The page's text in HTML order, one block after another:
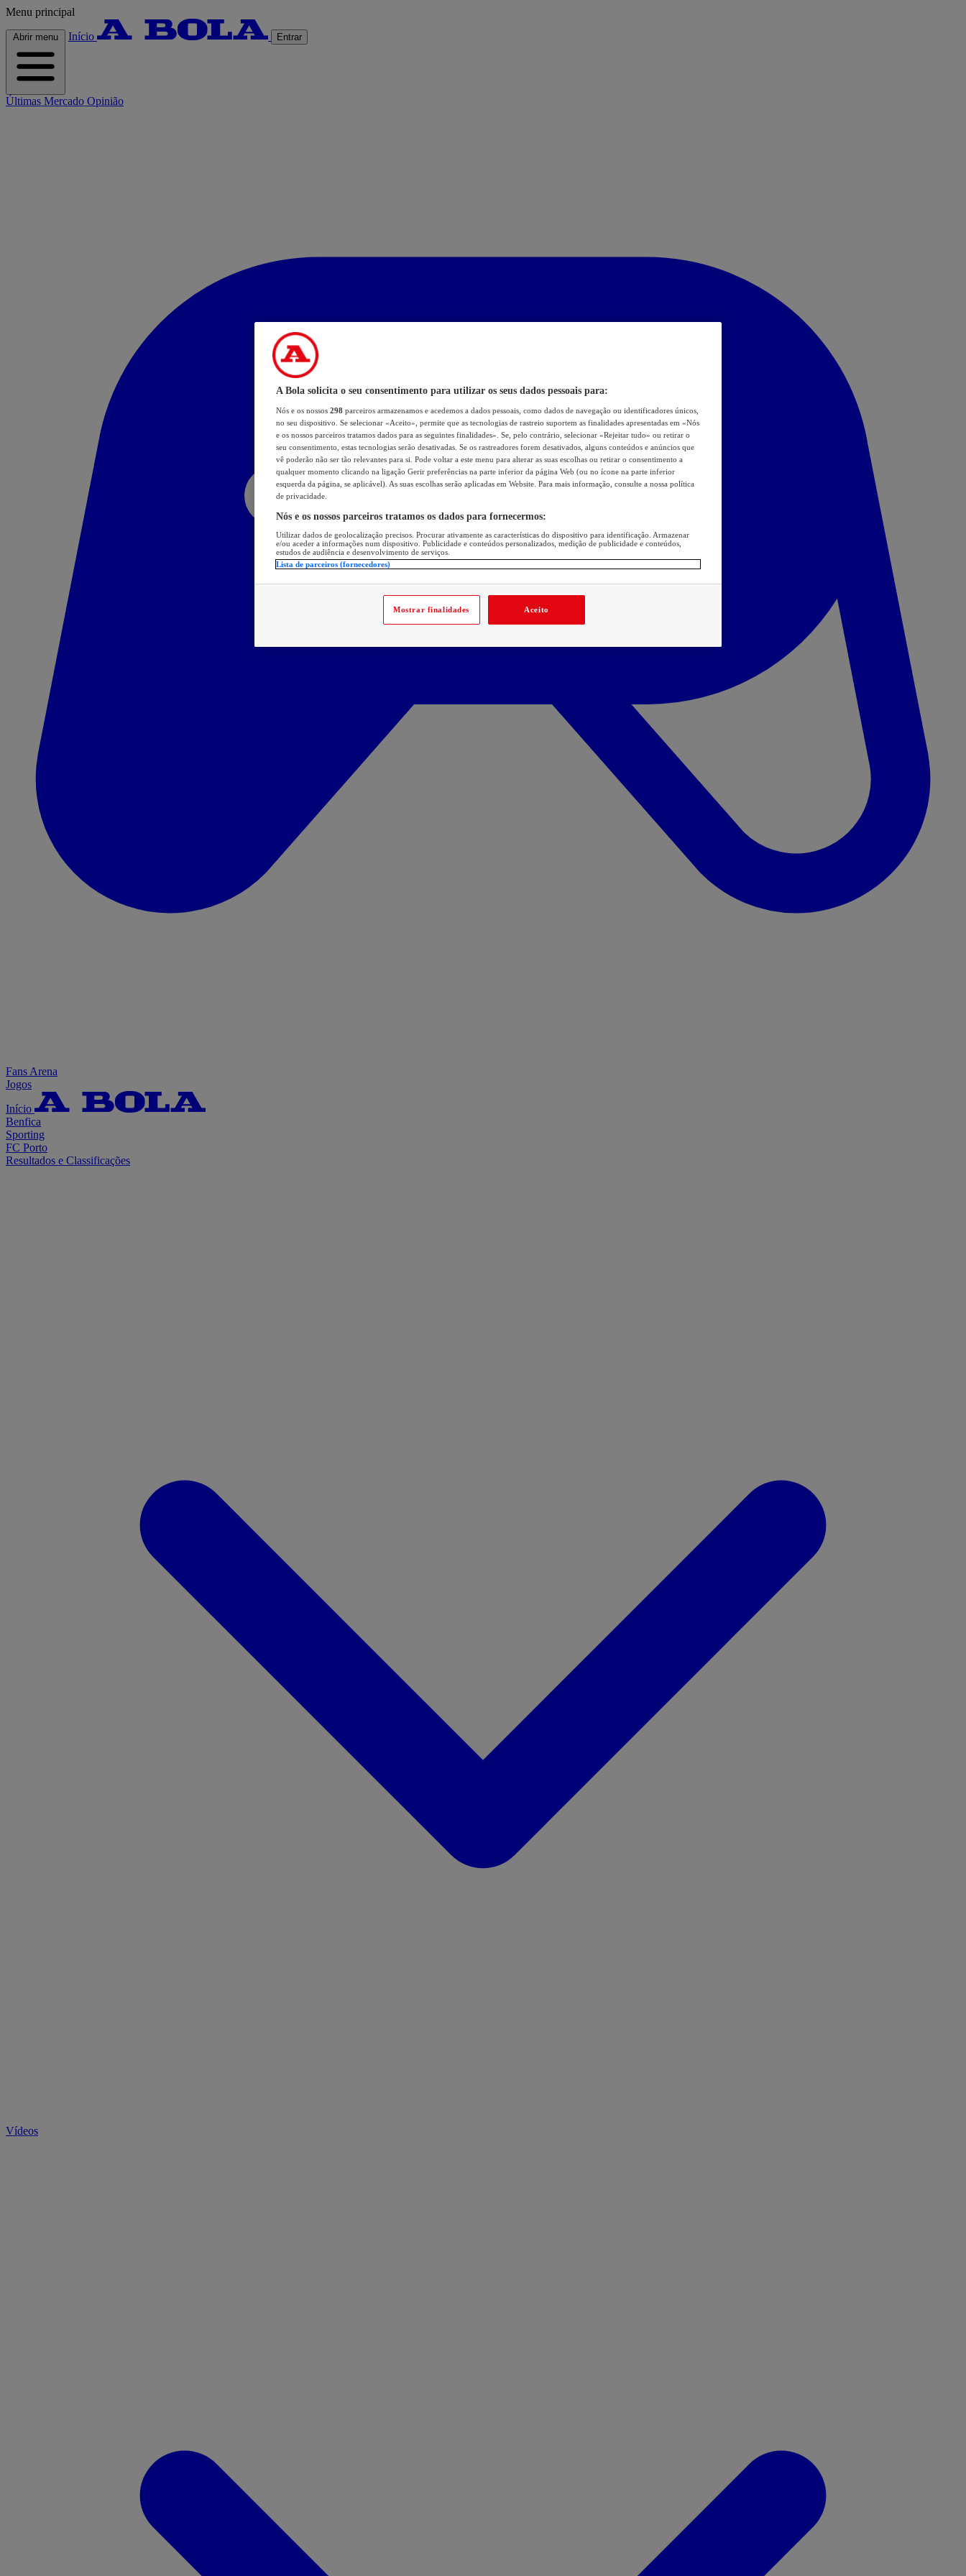
Menu principal
Abrir menu Início Entrar
Últimas Mercado Opinião
Fans Arena
Jogos
Início
Benfica
Sporting
FC Porto
Resultados e Classificações
Vídeos
A Bola solicita o seu consentimento para utilizar os seus dados pessoais para:
Nós e os nossos 298 parceiros armazenamos e acedemos a dados pessoais, como dados de navegação ou identificadores únicos,
no seu dispositivo. Se selecionar «Aceito», permite que as tecnologias de rastreio suportem as finalidades apresentadas em «Nós
e os nossos parceiros tratamos dados para as seguintes finalidades». Se, pelo contrário, selecionar «Rejeitar tudo» ou retirar o
seu consentimento, estas tecnologias serão desativadas. Se os rastreadores forem desativados, alguns conteúdos e anúncios que
vê poderão não ser tão relevantes para si. Pode voltar a este menu para alterar as suas escolhas ou retirar o consentimento a
qualquer momento clicando na ligação Gerir preferências na parte inferior da página Web (ou no ícone na parte inferior
esquerda da página, se aplicável). As suas escolhas serão aplicadas em Website. Para mais informação, consulte a nossa política
de privacidade.
Nós e os nossos parceiros tratamos os dados para fornecermos:
Utilizar dados de geolocalização precisos. Procurar ativamente as características do dispositivo para identificação. Armazenar
e/ou aceder a informações num dispositivo. Publicidade e conteúdos personalizados, medição de publicidade e conteúdos,
estudos de audiência e desenvolvimento de serviços.
Lista de parceiros (fornecedores)
Mostrar finalidades Aceito